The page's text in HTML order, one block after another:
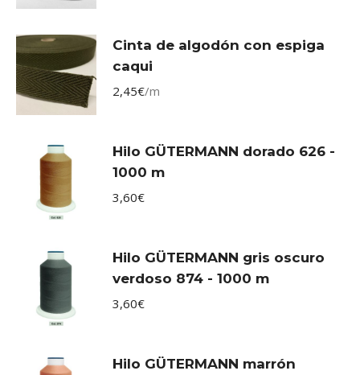
Cinta de algodón con espiga
caqui
2,45€/m
Hilo GÜTERMANN dorado 626 -
1000 m
3,60€
Hilo GÜTERMANN gris oscuro
verdoso 874 - 1000 m
3,60€
Hilo GÜTERMANN marrón